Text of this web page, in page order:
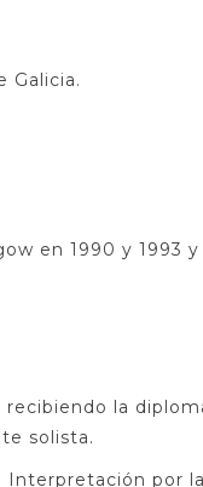
Galicia.
en 1990 y 1993
la
solista.
Interpretación por